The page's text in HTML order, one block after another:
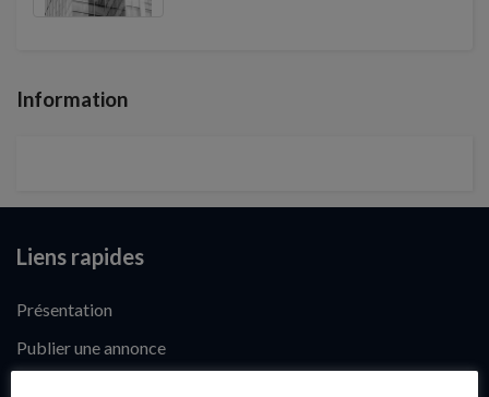
Information
Liens rapides
Présentation
Publier une annonce